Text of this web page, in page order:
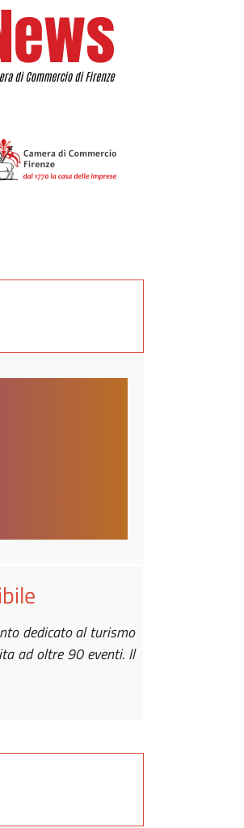
dedicato al turismo
ad oltre 90 eventi. Il